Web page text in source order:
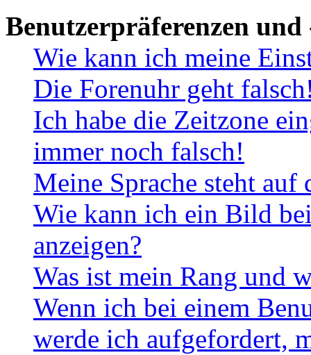
Benutzerpräferenzen und
Wie kann ich meine
Die Forenuhr geht
Ich habe die Zeitzone
immer noch falsch!
Meine Sprache steht
Wie kann ich ein Bild
anzeigen?
Was ist mein Rang und
Wenn ich bei einem
werde ich aufgefordert,